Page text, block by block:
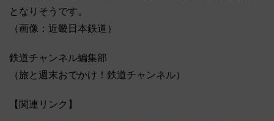
となりそうです。
（画像：近畿日本鉄道）
鉄道チャンネル編集部
（旅と週末おでかけ！鉄道チャンネル）
【関連リンク】